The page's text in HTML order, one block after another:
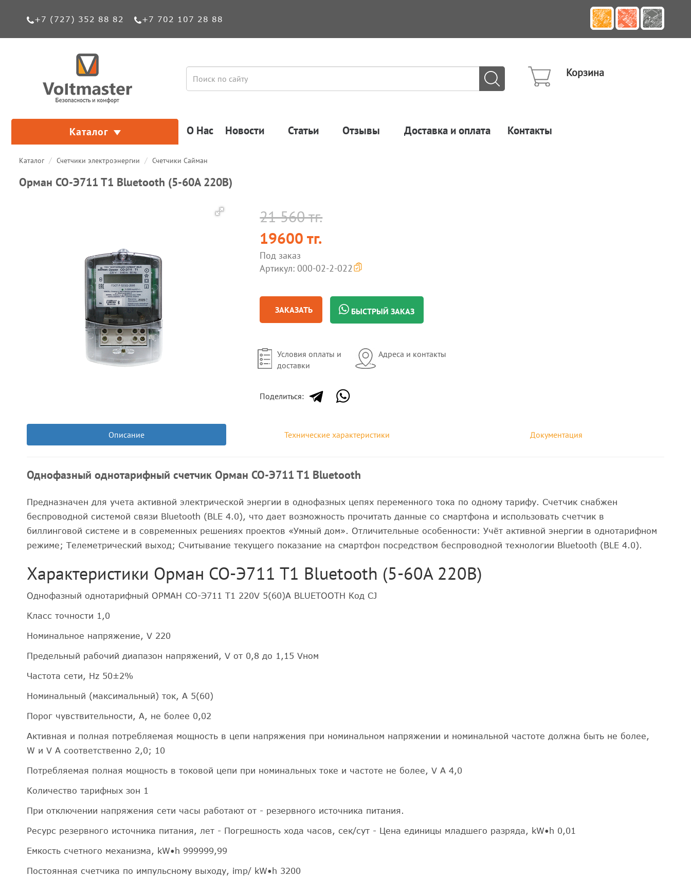
+7 (727) 352 88 82 +7 702 107 28 88
Корзина
Каталог О Нас Новости Статьи Отзывы Доставка и оплата Контакты
Каталог Счетчики электроэнергии Счетчики Сайман
Орман СО-Э711 Т1 Bluetooth (5-60А 220В)
21 560 тг.
19600 тг.
Под заказ
Артикул: 000-02-2-022
ЗАКАЗАТЬ БЫСТРЫЙ ЗАКАЗ
Условия оплаты и
доставки
Адреса и контакты
Поделиться:
Описание Технические характеристики Документация
Однофазный однотарифный счетчик Орман СО-Э711 Т1 Bluetooth
Предназначен для учета активной электрической энергии в однофазных цепях переменного тока по одному тарифу. Счетчик снабжен
беспроводной системой связи Bluetooth (BLE 4.0), что дает возможность прочитать данные со смартфона и использовать счетчик в
биллинговой системе и в современных решениях проектов «Умный дом». Отличительные особенности: Учёт активной энергии в однотарифном
режиме; Телеметрический выход; Считывание текущего показание на смартфон посредством беспроводной технологии Bluetooth (BLE 4.0).
Характеристики Орман СО-Э711 Т1 Bluetooth (5-60А 220В)
Однофазный однотарифный ОРМАН СО-Э711 Т1 220V 5(60)A BLUETOOTH Код CJ
Класс точности 1,0
Номинальное напряжение, V 220
Предельный рабочий диапазон напряжений, V от 0,8 до 1,15 Vном
Частота сети, Hz 50±2%
Номинальный (максимальный) ток, А 5(60)
Порог чувствительности, А, не более 0,02
Активная и полная потребляемая мощность в цепи напряжения при номинальном напряжении и номинальной частоте должна быть не более,
W и V А соответственно 2,0; 10
Потребляемая полная мощность в токовой цепи при номинальных токе и частоте не более, V А 4,0
Количество тарифных зон 1
При отключении напряжения сети часы работают от - резервного источника питания.
Ресурс резервного источника питания, лет - Погрешность хода часов, сек/сут - Цена единицы младшего разряда, kW•h 0,01
Емкость счетного механизма, kW•h 999999,99
Постоянная счетчика по импульсному выходу, imp/ kW•h 3200